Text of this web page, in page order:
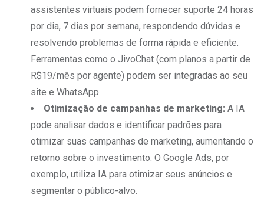
assistentes virtuais podem fornecer suporte 24 horas
por dia, 7 dias por semana, respondendo dúvidas e
resolvendo problemas de forma rápida e eficiente.
Ferramentas como o JivoChat (com planos a partir de
R$19/mês por agente) podem ser integradas ao seu
site e WhatsApp.
Otimização de campanhas de marketing: A IA
pode analisar dados e identificar padrões para
otimizar suas campanhas de marketing, aumentando o
retorno sobre o investimento. O Google Ads, por
exemplo, utiliza IA para otimizar seus anúncios e
segmentar o público-alvo.